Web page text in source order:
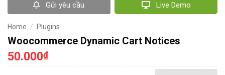
Gửi yêu cầu Live Demo
Home / Plugins
Woocommerce Dynamic Cart Notices
50.000₫